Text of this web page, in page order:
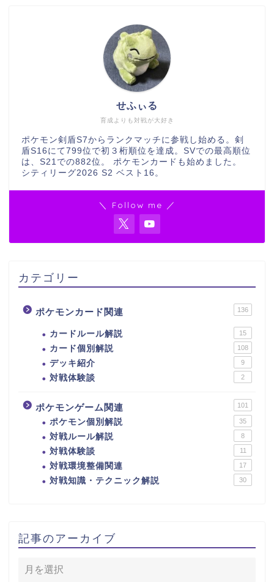
育成よりも対戦が大好き
せふぃる
ポケモン剣盾S7からランクマッチに参戦し始める。剣
盾S16にて799位で初３桁順位を達成。SVでの最高順位
は、S21での882位。 ポケモンカードも始めました。
シティリーグ2026 S2 ベスト16。
＼ Follow me ／
カテゴリー
ポケモンカード関連 136
カードルール解説 15
カード個別解説 108
デッキ紹介 9
対戦体験談 2
ポケモンゲーム関連 101
ポケモン個別解説 35
対戦ルール解説 8
対戦体験談 11
対戦環境整備関連 17
対戦知識・テクニック解説 30
記事のアーカイブ